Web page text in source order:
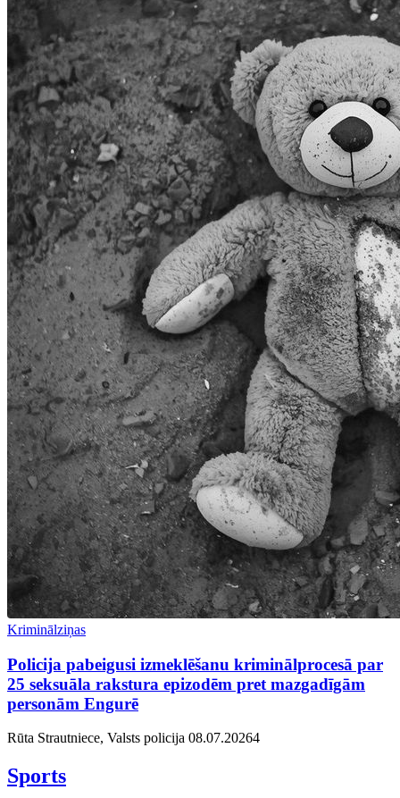
Kriminālziņas
Policija pabeigusi izmeklēšanu kriminālprocesā par
25 seksuāla rakstura epizodēm pret mazgadīgām
personām Engurē
Rūta Strautniece, Valsts policija 08.07.20264
Sports